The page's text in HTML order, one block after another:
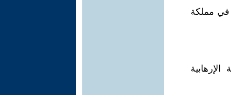
في مملكة